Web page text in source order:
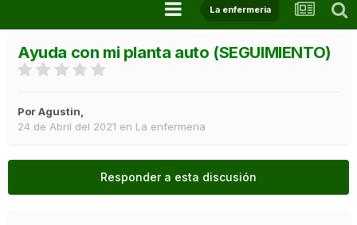
La enfermeria
Ayuda con mi planta auto (SEGUIMIENTO)
PorAgustin,
24 de Abril del 2021 en La enfermeria
Responder a esta discusión